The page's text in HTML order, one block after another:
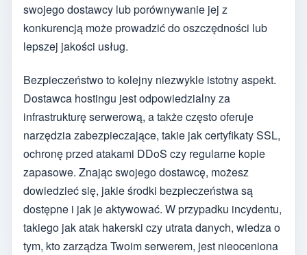
swojego dostawcy lub porównywanie jej z
konkurencją może prowadzić do oszczędności lub
lepszej jakości usług.
Bezpieczeństwo to kolejny niezwykle istotny aspekt.
Dostawca hostingu jest odpowiedzialny za
infrastrukturę serwerową, a także często oferuje
narzędzia zabezpieczające, takie jak certyfikaty SSL,
ochronę przed atakami DDoS czy regularne kopie
zapasowe. Znając swojego dostawcę, możesz
dowiedzieć się, jakie środki bezpieczeństwa są
dostępne i jak je aktywować. W przypadku incydentu,
takiego jak atak hakerski czy utrata danych, wiedza o
tym, kto zarządza Twoim serwerem, jest nieoceniona